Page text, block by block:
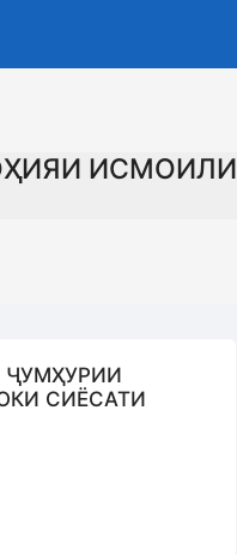
ИСМОИЛИ
ҶУМҲУРИИ
СИЁСАТИ